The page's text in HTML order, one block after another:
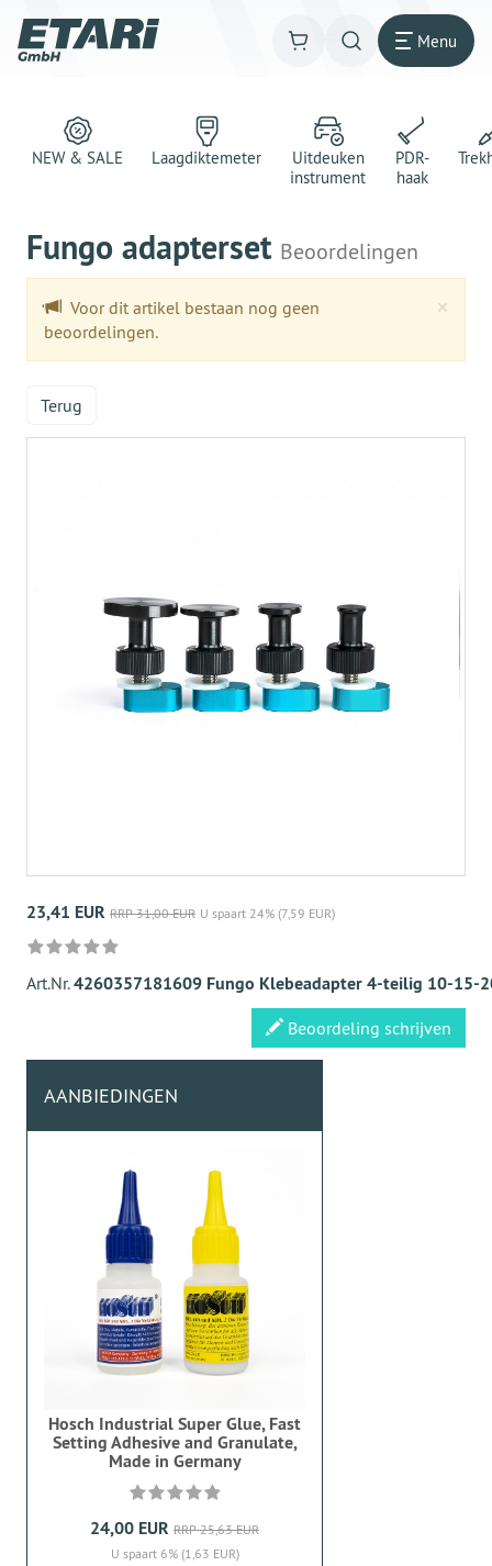
Menu
NEW & SALE Laagdiktemeter
Uitdeuken
instrument
PDR-
haak
Fungo adapterset Beoordelingen
×
Voor dit artikel bestaan nog geen
beoordelingen.
Terug
23,41 EUR RRP 31,00 EUR U spaart 24% (7,59 EUR)
Art.Nr.4260357181609 Fungo Klebeadapter 4-teilig 10-15-
Beoordeling schrijven
AANBIEDINGEN
Hosch Industrial Super Glue, Fast
Setting Adhesive and Granulate,
Made in Germany
24,00 EUR RRP 25,63 EUR
U spaart 6% (1,63 EUR)